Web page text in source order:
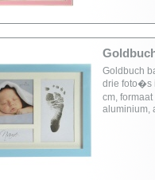
Goldbuch
drie foto�s
cm,
aluminium,